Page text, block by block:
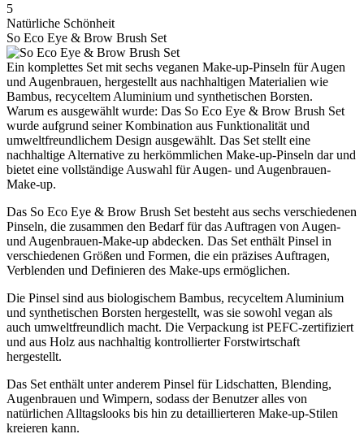
5
Natürliche Schönheit
So Eco Eye & Brow Brush Set
Ein komplettes Set mit sechs veganen Make-up-Pinseln für Augen
und Augenbrauen, hergestellt aus nachhaltigen Materialien wie
Bambus, recyceltem Aluminium und synthetischen Borsten.
Warum es ausgewählt wurde: Das So Eco Eye & Brow Brush Set
wurde aufgrund seiner Kombination aus Funktionalität und
umweltfreundlichem Design ausgewählt. Das Set stellt eine
nachhaltige Alternative zu herkömmlichen Make-up-Pinseln dar und
bietet eine vollständige Auswahl für Augen- und Augenbrauen-
Make-up.
Das So Eco Eye & Brow Brush Set besteht aus sechs verschiedenen
Pinseln, die zusammen den Bedarf für das Auftragen von Augen-
und Augenbrauen-Make-up abdecken. Das Set enthält Pinsel in
verschiedenen Größen und Formen, die ein präzises Auftragen,
Verblenden und Definieren des Make-ups ermöglichen.
Die Pinsel sind aus biologischem Bambus, recyceltem Aluminium
und synthetischen Borsten hergestellt, was sie sowohl vegan als
auch umweltfreundlich macht. Die Verpackung ist PEFC-zertifiziert
und aus Holz aus nachhaltig kontrollierter Forstwirtschaft
hergestellt.
Das Set enthält unter anderem Pinsel für Lidschatten, Blending,
Augenbrauen und Wimpern, sodass der Benutzer alles von
natürlichen Alltagslooks bis hin zu detaillierteren Make-up-Stilen
kreieren kann.